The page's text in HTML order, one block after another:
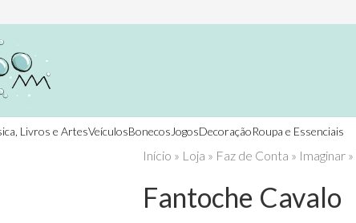
Livros e ArtesVeículosBonecos JogosDecoraçãoRoupa e Essenciais
Início » Loja » Faz de Conta » Imaginar»
Fantoche Cavalo